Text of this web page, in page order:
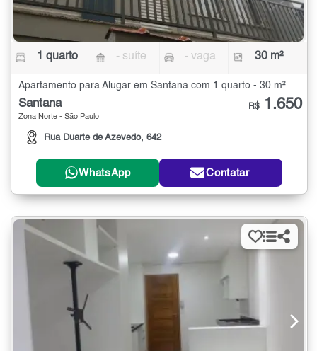
1 quarto - suíte - vaga 30 m²
Apartamento para Alugar em Santana com 1 quarto - 30 m²
Santana
Zona Norte - São Paulo
Rua Duarte de Azevedo, 642
R$ 1.650
WhatsApp Contatar